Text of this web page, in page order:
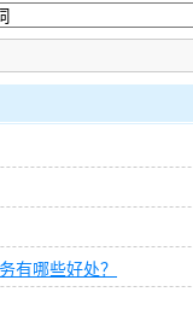
有哪些好处？